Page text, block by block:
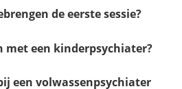
de eerste sessie?
met een kinderpsychiater?
een volwassenpsychiater